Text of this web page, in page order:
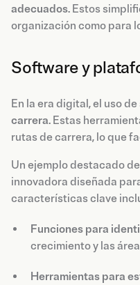
adecuados. Estos
organización como para
Software y
En la era digital, el uso
carrera. Estas
rutas de carrera, lo que
Un ejemplo destacado
innovadora diseñada
características clave
Funciones para
crecimiento y las
Herramientas para